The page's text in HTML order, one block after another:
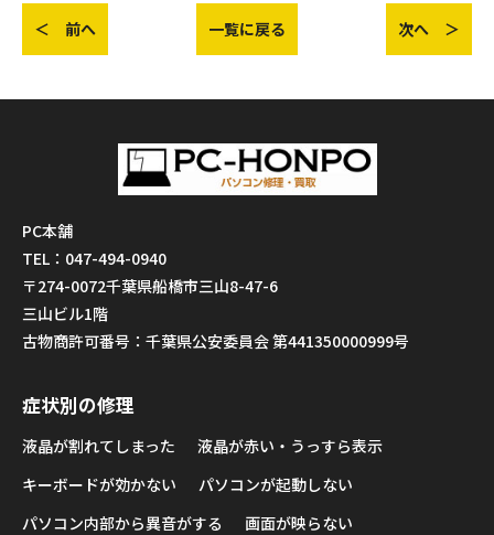
＜ 前へ 一覧に戻る 次へ ＞
PC本舗
TEL：047-494-0940
〒274-0072千葉県船橋市三山8-47-6
三山ビル1階
古物商許可番号：千葉県公安委員会 第441350000999号
症状別の修理
液晶が割れてしまった
液晶が赤い・うっすら表示
キーボードが効かない
パソコンが起動しない
パソコン内部から異音がする
画面が映らない